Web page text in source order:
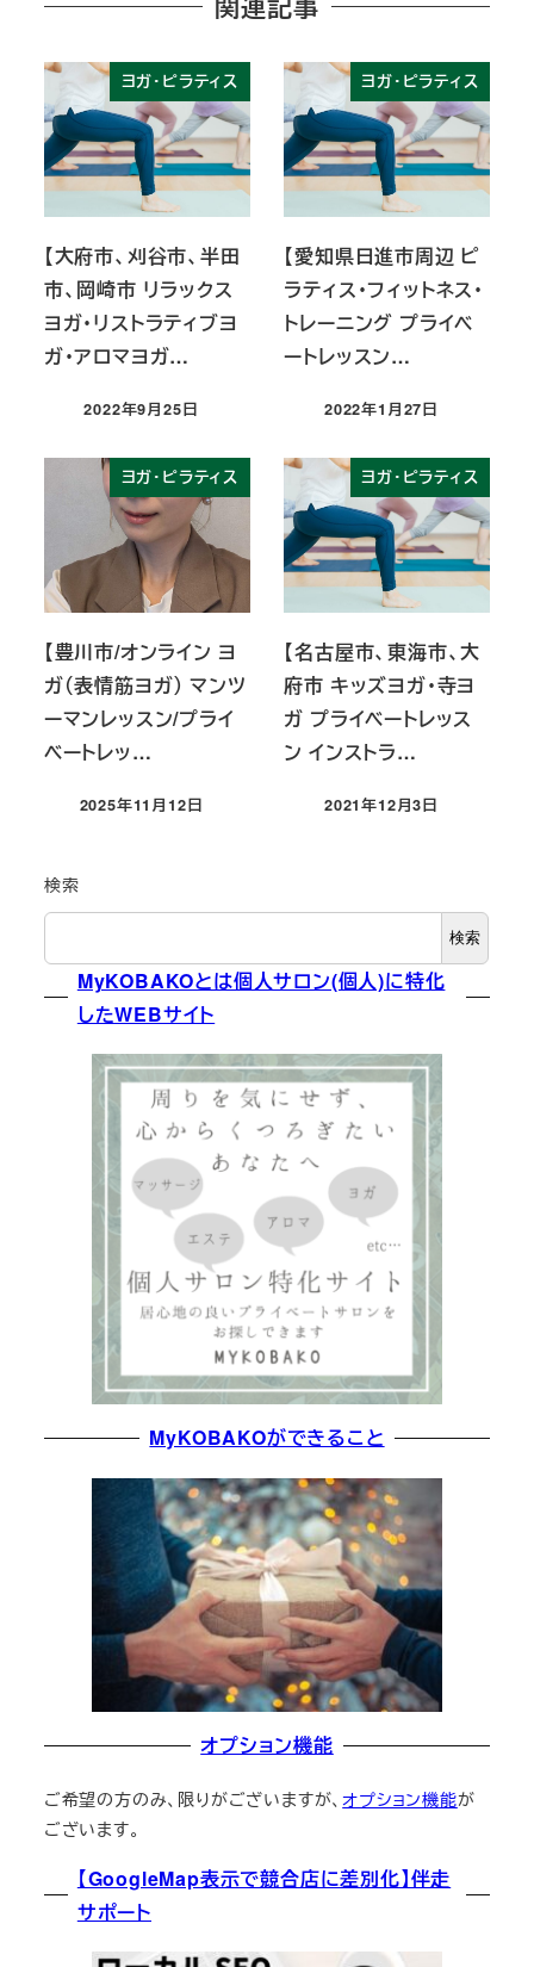
ヨガ・ピラティス
【大府市、刈谷市、半田
市、岡崎市 リラックス
ヨガ・リストラティブヨ
ガ・アロマヨガ…
投稿日
2022年9月25日
ヨガ・ピラティス
【愛知県日進市周辺 ピ
ラティス・フィットネス・
トレーニング プライベ
ートレッスン…
投稿日
2022年1月27日
ヨガ・ピラティス
【豊川市/オンライン ヨ
ガ（表情筋ヨガ） マンツ
ーマンレッスン/プライ
ベートレッ…
投稿日
2025年11月12日
ヨガ・ピラティス
【名古屋市、東海市、大
府市 キッズヨガ・寺ヨ
ガ プライベートレッス
ン インストラ…
投稿日
2021年12月3日
検索
検索
MyKOBAKOとは個人サロン(個人)に特化
したWEBサイト
MyKOBAKOができること
オプション機能
ご希望の方のみ、限りがございますが、オプション機能が
ございます。
【GoogleMap表示で競合店に差別化】伴走
サポート